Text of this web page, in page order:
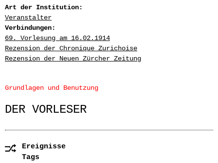
Art der Institution:
Veranstalter
Verbindungen:
69. Vorlesung am 16.02.1914
Rezension der Chronique Zurichoise
Rezension der Neuen Zürcher Zeitung
Grundlagen und Benutzung
DER VORLESER
Ereignisse
Tags